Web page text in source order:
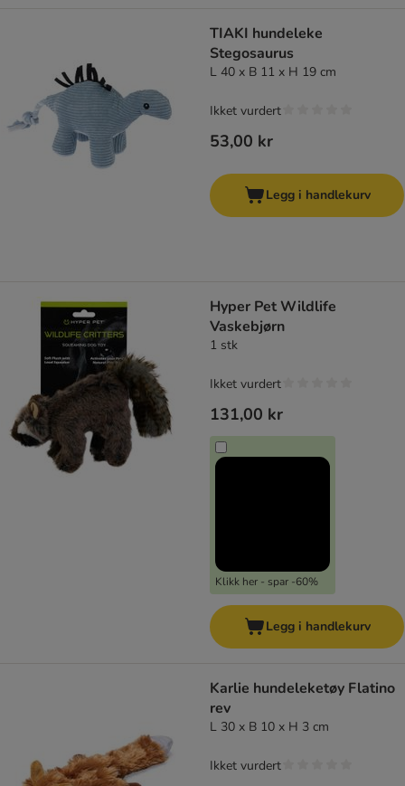
TIAKI hundeleke
Stegosaurus
L 40 x B 11 x H 19 cm
53,00 kr
Ikket vurdert
Legg i handlekurv
Hyper Pet Wildlife
Vaskebjørn
1 stk
131,00 kr
Klikk her - spar -60%
Ikket vurdert
Legg i handlekurv
Karlie hundeleketøy Flatino
rev
L 30 x B 10 x H 3 cm
Ikket vurdert